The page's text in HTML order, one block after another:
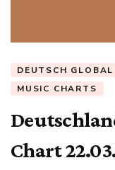
DEUTSCH GLOBAL
MUSIC CHARTS
Chart